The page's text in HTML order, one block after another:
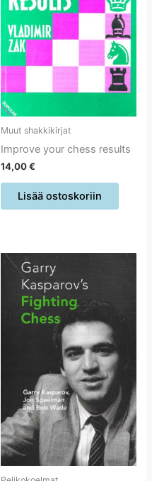
Muut shakkikirjat
Improve your chess results
14,00€
Lisää ostoskoriin